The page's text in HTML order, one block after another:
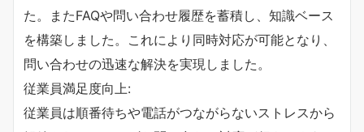
た。またFAQや問い合わせ履歴を蓄積し、知識ベース
を構築しました。これにより同時対応が可能となり、
問い合わせの迅速な解決を実現しました。
従業員満足度向上:
従業員は順番待ちや電話がつながらないストレスから